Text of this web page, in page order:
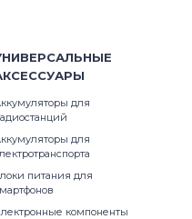
LG
Samsung
Fujitsu
Clevo
для
для
питания для
компоненты